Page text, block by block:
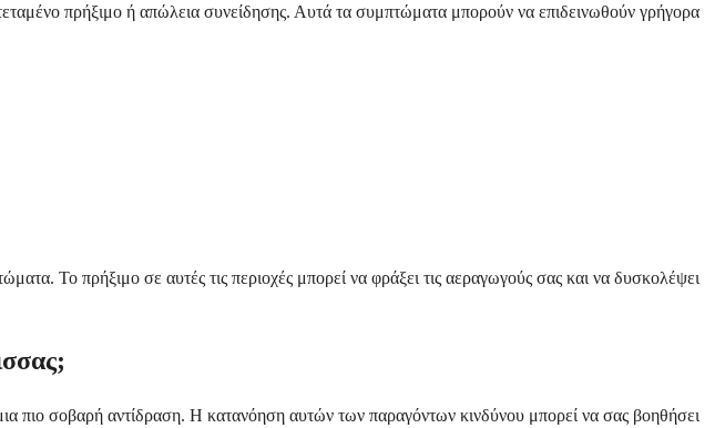
πρήξιμο ή απώλεια συνείδησης. Αυτά τα συμπτώματα μπορούν να επιδεινωθούν γρήγορα
Το πρήξιμο σε αυτές τις περιοχές μπορεί να φράξει τις αεραγωγούς σας και να δυσκολέψει
πιο σοβαρή αντίδραση. Η κατανόηση αυτών των παραγόντων κινδύνου μπορεί να σας βοηθήσει